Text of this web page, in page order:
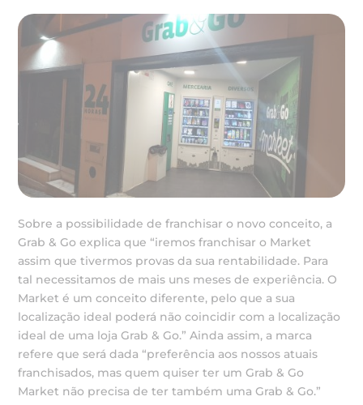
Sobre a possibilidade de franchisar o novo conceito, a
Grab & Go explica que “iremos franchisar o Market
assim que tivermos provas da sua rentabilidade. Para
tal necessitamos de mais uns meses de experiência. O
Market é um conceito diferente, pelo que a sua
localização ideal poderá não coincidir com a localização
ideal de uma loja Grab & Go.” Ainda assim, a marca
refere que será dada “preferência aos nossos atuais
franchisados, mas quem quiser ter um Grab & Go
Market não precisa de ter também uma Grab & Go.”